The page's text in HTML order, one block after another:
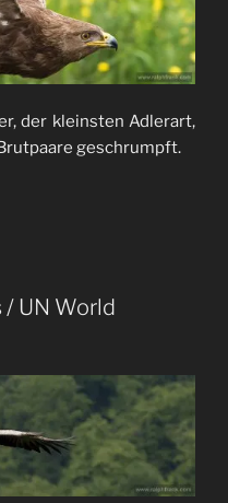
der kleinsten Adlerart,
geschrumpft.
UN World